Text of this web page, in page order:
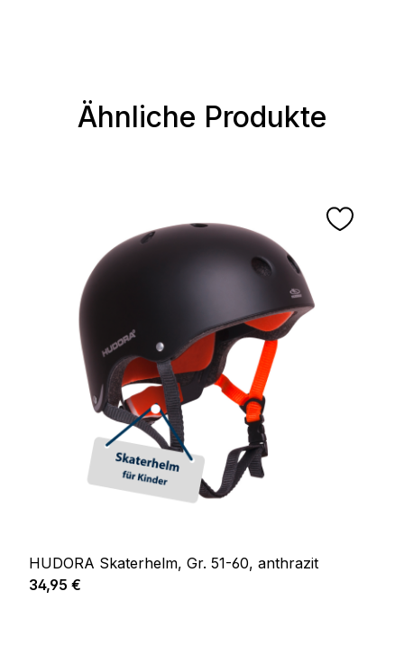
Produktgalerie überspringen
Ähnliche Produkte
HUDORA Skaterhelm, Gr. 51-60, anthrazit
Regulärer Preis:
34,95 €